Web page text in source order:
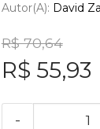
Autor(a): David
R$ 70,64
R$ 55,93
-